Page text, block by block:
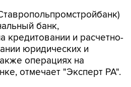
банк,
кредитовании и расчетно-
юридических и
операциях на
отмечает "Эксперт РА".